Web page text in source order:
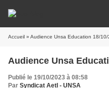
Accueil » Audience Unsa Education 18/
Audience Unsa
Publié le 19/10/2023 à 08:58
Par Syndicat AetI - UNSA